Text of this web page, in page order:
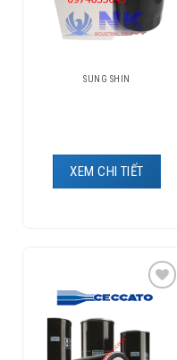
SUNG SHIN
XEM CHI TIẾT
Add to